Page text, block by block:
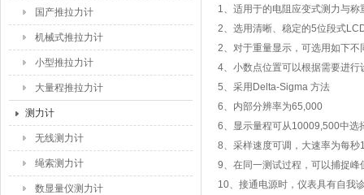
国产推拉力计
机械式推拉力计
小型推拉力计
大量程推拉力计
测力计
无线测力计
绳索测力计
数显量仪测力计
1、适用于的电阻应变式测力与称
2、选用清晰、稳定的5位段式
2、对于重量显示，可选用如下不
4、小数点位置可以根据需要进
5、采用Delta-Sigma 方法
6、内部分辨率为65,000
6、显示量程可从10009,500中选
8、采样速度可调，大速率为每秒
9、在同一测试过程，可以捕捉峰
10、接通电源时，仪表具有自我